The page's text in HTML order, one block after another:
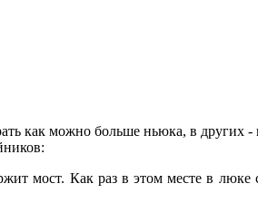
как можно больше ньюка, в других
мост. Как раз в этом месте в люке